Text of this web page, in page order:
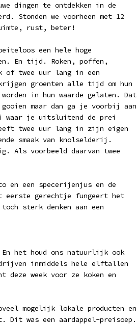
dingen te ontdekken in de
Stonden we voorheen met 12
rust, beter!
een hele hoge
En tijd. Roken, poffen,
of twee uur lang in een
groenten alle tijd om hun
in hun waarde gelaten. Dat
maar dan ga je voorbij aan
waar je uitsluitend de prei
twee uur lang in zijn eigen
smaak van knolselderij.
Als voorbeeld daarvan twee
en een specerijenjus en de
gerechtje fungeert het
sterk denken aan een
het houd ons natuurlijk ook
inmiddels hele elftallen
deze week voor ze koken en
mogelijk lokale producten en
Dit was een aardappel-preisoep.